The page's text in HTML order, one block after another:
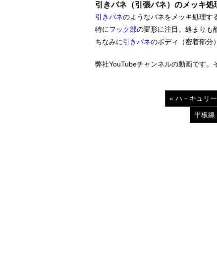
引きバネ（引張バネ） のメッキ処
引きバネのようなバネをメッキ処理す
特にフック部の変形に注目。絡まりも
ちなみに引きバネのボディ（密着部分
弊社YouTubeチャンネルの動画です。
« ハ－キュリ
平板線